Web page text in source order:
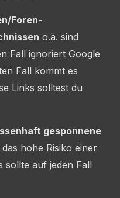
Foren-
o.ä. sind
Fall ignoriert Google
Fall kommt es
Links solltest du
gesponnene
hohe Risiko einer
sollte auf jeden Fall